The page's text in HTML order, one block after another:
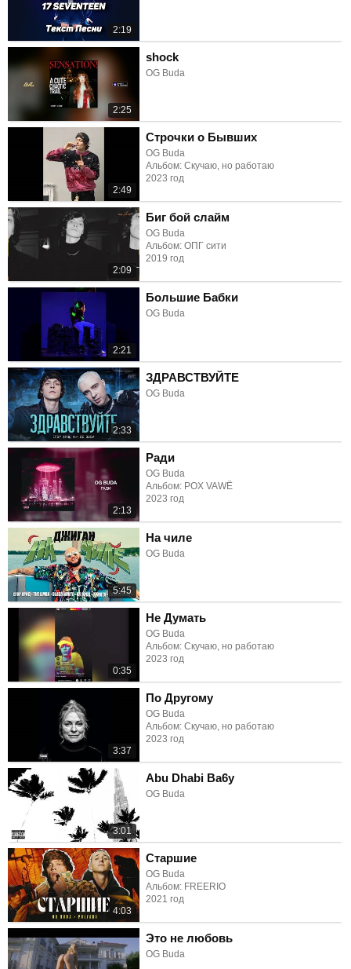
2:19
2:25
shock
OG Buda
2:49
Строчки о Бывших
OG Buda
Альбом: Скучаю, но работаю
2023 год
2:09
Биг бой слайм
OG Buda
Альбом: ОПГ сити
2019 год
2:21
Большие Бабки
OG Buda
2:33
ЗДРАВСТВУЙТЕ
OG Buda
2:13
Ради
OG Buda
Альбом: POX VAWË
2023 год
5:45
На чиле
OG Buda
0:35
Не Думать
OG Buda
Альбом: Скучаю, но работаю
2023 год
3:37
По Другому
OG Buda
Альбом: Скучаю, но работаю
2023 год
3:01
Abu Dhabi Ba6y
OG Buda
4:03
Старшие
OG Buda
Альбом: FREERIO
2021 год
Это не любовь
OG Buda